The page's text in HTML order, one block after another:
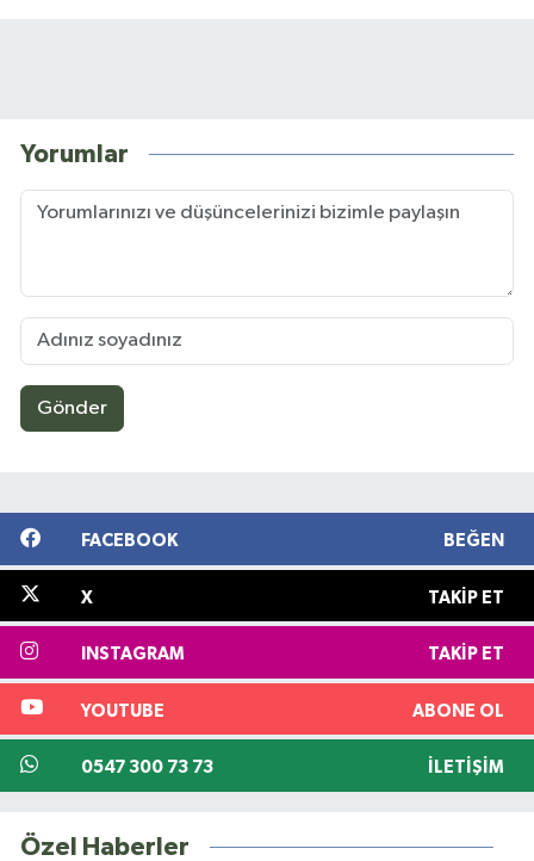
Yorumlar
Gönder
FACEBOOK BEĞEN
X TAKIP ET
INSTAGRAM TAKIP ET
YOUTUBE ABONE OL
0547 300 73 73 İLETIŞIM
Özel Haberler